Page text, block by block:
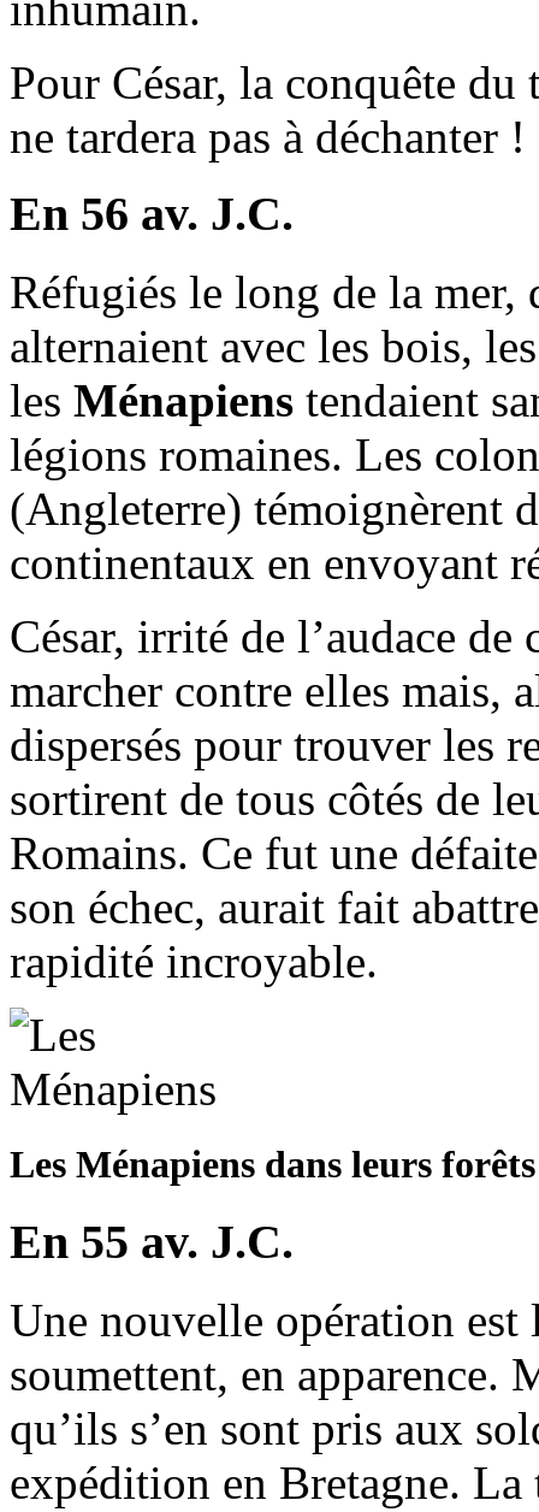
Pour César, la conquête
ne tardera pas à déchanter !
En 56 av. J.C.
Réfugiés le long de la mer,
alternaient avec les bois,
les Ménapiens tendaient
légions romaines. Les
(Angleterre) témoignèrent
continentaux en envoyant
César, irrité de l’audace
marcher contre elles mais,
dispersés pour trouver les
sortirent de tous côtés de
Romains. Ce fut une
son échec, aurait fait
rapidité incroyable.
Les Ménapiens dans leurs forêts
En 55 av. J.C.
Une nouvelle opération est
soumettent, en apparence.
qu’ils s’en sont pris aux
expédition en Bretagne.